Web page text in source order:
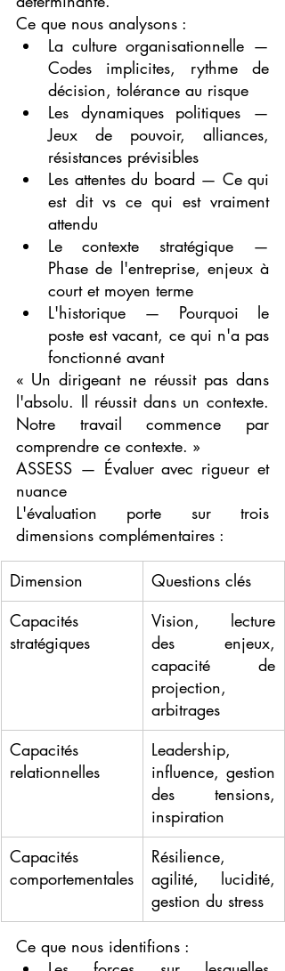
Ce que nous analysons :
La culture organisationnelle —
Codes implicites, rythme de
décision, tolérance au risque
Les dynamiques politiques —
Jeux de pouvoir, alliances,
résistances prévisibles
Les attentes du board — Ce qui
est dit vs ce qui est vraiment
attendu
Le contexte stratégique —
Phase de l'entreprise, enjeux à
court et moyen terme
L'historique — Pourquoi le
poste est vacant, ce qui n'a pas
fonctionné avant
« Un dirigeant ne réussit pas dans
l'absolu. Il réussit dans un contexte.
Notre travail commence par
comprendre ce contexte. »
ASSESS — Évaluer avec rigueur et
nuance
L'évaluation porte sur trois
dimensions complémentaires :
Dimension
Questions clés
Capacités
stratégiques
Vision, lecture
des enjeux,
capacité de
projection,
arbitrages
Capacités
relationnelles
Leadership,
influence, gestion
des tensions,
inspiration
Capacités
comportementales
Résilience,
agilité, lucidité,
gestion du stress
Ce que nous identifions :